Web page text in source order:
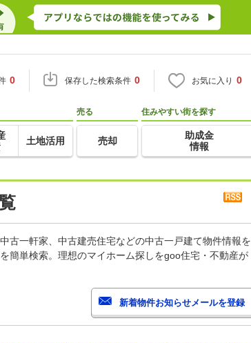
0 保存した検索条件 0 お気に入り 0
土地活用
売る
売却
住みやすい街を探す
助成金
情報
古一軒家、中古建売住宅などの中古一戸建て物件情報を
簡単検索。理想のマイホーム探しをgoo住宅・不動産が